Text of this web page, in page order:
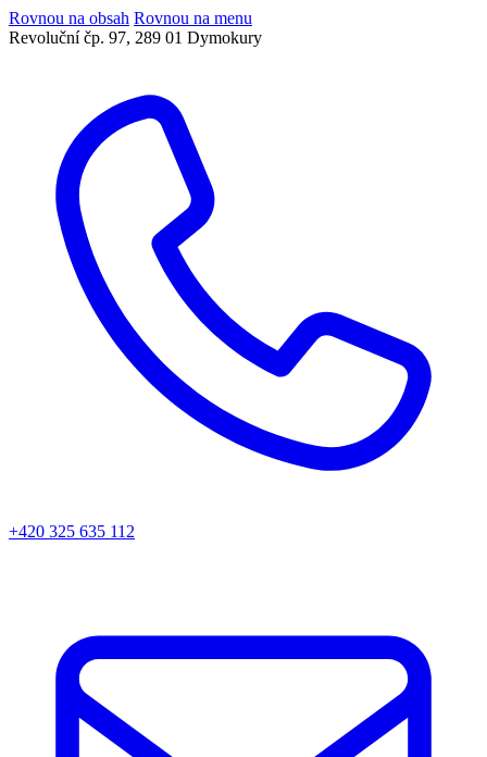
Rovnou na obsah Rovnou na menu
Revoluční čp. 97, 289 01 Dymokury
+420 325 635 112